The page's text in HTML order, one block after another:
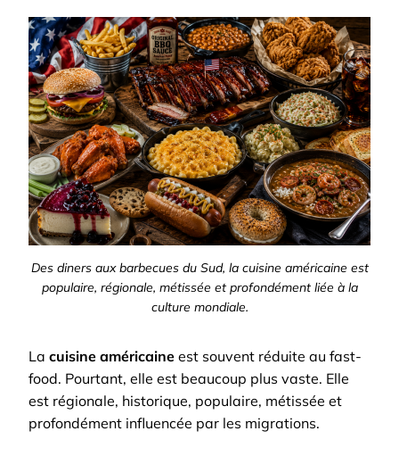
Des diners aux barbecues du Sud, la cuisine américaine est
populaire, régionale, métissée et profondément liée à la
culture mondiale.
La cuisine américaine est souvent réduite au fast-
food. Pourtant, elle est beaucoup plus vaste. Elle
est régionale, historique, populaire, métissée et
profondément influencée par les migrations.